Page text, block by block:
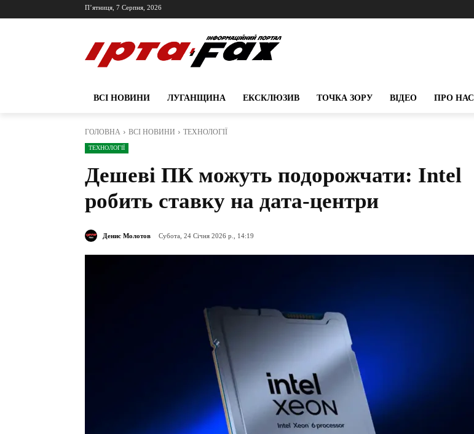
П’ятниця, 7 Серпня, 2026
ВСІ НОВИНИ ЛУГАНЩИНА ЕКСКЛЮЗИВ ТОЧКА ЗОРУ ВІДЕО ПРО НАС
ГОЛОВНА ВСІ НОВИНИ ТЕХНОЛОГІЇ
ТЕХНОЛОГІЇ
Дешеві ПК можуть подорожчати: Intel
робить ставку на дата-центри
Денис Молотов Субота, 24 Січня 2026 р., 14:19